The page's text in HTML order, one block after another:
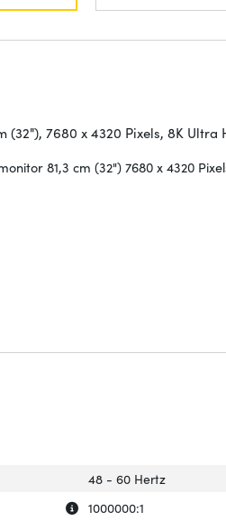
(32"), 7680 x 4320 Pixels, 8K Ultra
81,3 cm (32") 7680 x 4320
48 - 60 Hertz
Uitleg over 'Contrast ratio
Verberg uitleg over
1000000:1